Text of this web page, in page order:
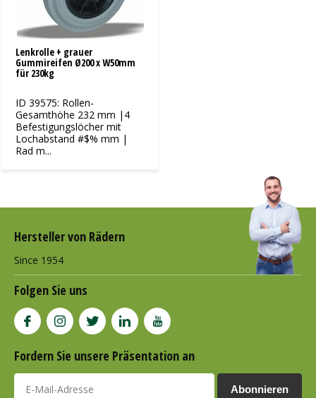
Lenkrolle + grauer
Gummireifen Ø200 x W50mm
für 230kg
ID 39575: Rollen-
Gesamthöhe 232 mm |4
Befestigungslöcher mit
Lochabstand #$% mm |
Rad m...
Hersteller von Rädern
Since 1954
Folgen Sie uns
Fordern Sie unsere Präsentation an
Abonnieren